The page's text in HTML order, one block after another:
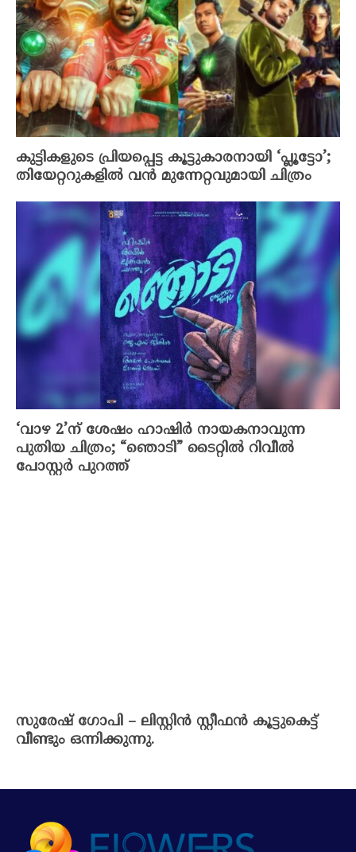
കുട്ടികളുടെ പ്രിയപ്പെട്ട കൂട്ടുകാരനായി ‘പ്ലൂട്ടോ’;
തിയേറ്ററുകളിൽ വൻ മുന്നേറ്റവുമായി ചിത്രം
‘വാഴ 2’ന് ശേഷം ഹാഷിർ നായകനാവുന്ന
പുതിയ ചിത്രം; “ഞൊടി” ടൈറ്റിൽ റിവീൽ
പോസ്റ്റർ പുറത്ത്
സുരേഷ് ഗോപി – ലിസ്റ്റിൻ സ്റ്റീഫൻ കൂട്ടുകെട്ട്
വീണ്ടും ഒന്നിക്കുന്നു.